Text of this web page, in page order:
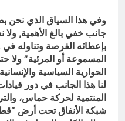
وفي هذا السياق الذي نحن
جانب خفي بالغ الأهمية, ولا
بإعطائه الفرصة وتناوله في
المسموعة أو المرئية” ولا
الحوارية السياسية
لنا هذا الجانب في دور
المنتمية لحركة حماس،
شبكة الأنفاق تحت أرض